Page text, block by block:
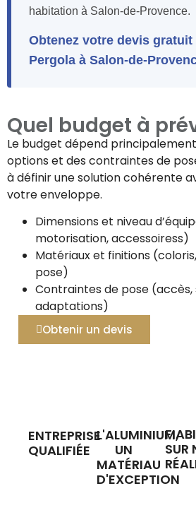
habitation à Salon-de-Provence.
Obtenez votre devis
Pergola à Salon-de-
Quel budget à
Le budget dépend
options et des contraintes de
à définir une solution cohérente
votre enveloppe.
Dimensions et niveau
motorisation, accessoiress)
Matériaux et finitions
pose)
Contraintes de pose
adaptations)
Obtenir un devis
ENTREPRISE
QUALIFIÉE
L'ALUMINIUM,
UN
MATÉRIAU
D'EXCEPTION
SUR